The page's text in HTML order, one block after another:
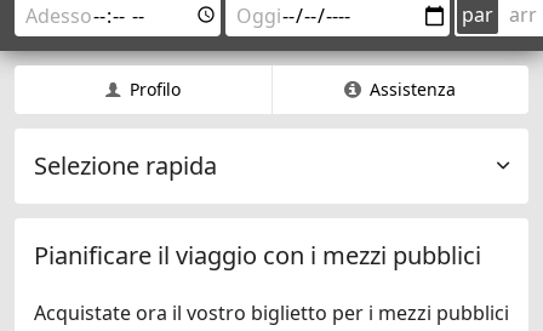
par arr
Profilo Assistenza
Selezione rapida
Pianificare il viaggio con i mezzi pubblici
Acquistate ora il vostro biglietto per i mezzi pubblici